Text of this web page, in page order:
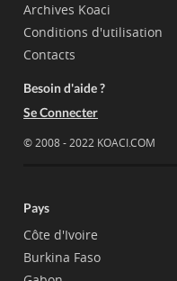
Archives Koaci
Conditions d'utilisation
Contacts
Besoin d'aide ?
Se Connecter
© 2008 - 2022 KOACI.COM
Pays
Côte d'Ivoire
Burkina Faso